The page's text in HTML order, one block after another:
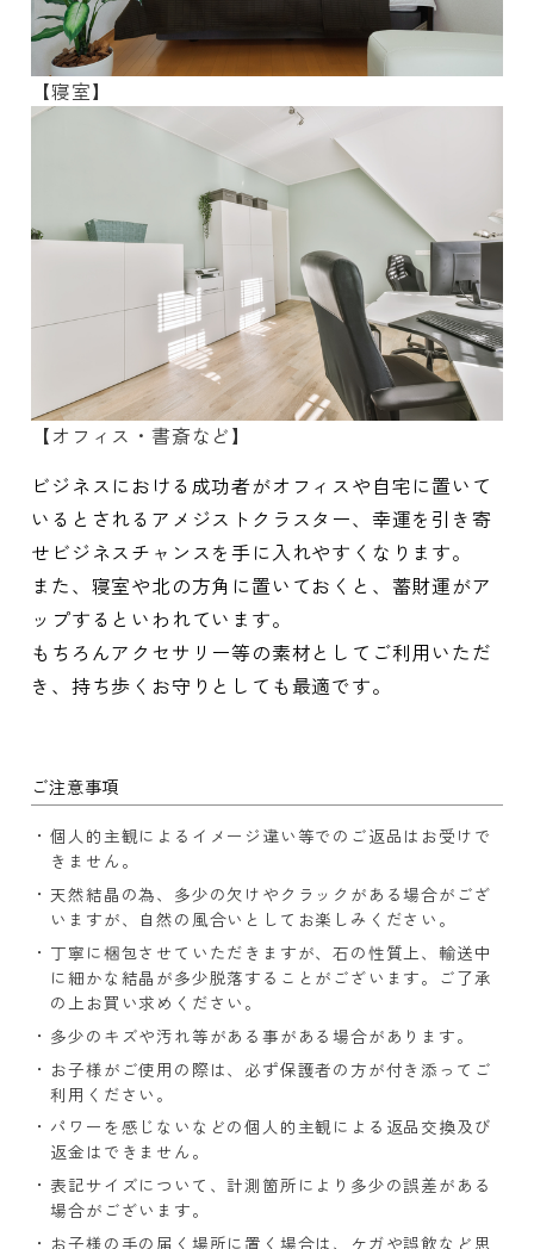
【寝室】
【オフィス・書斎など】
ビジネスにおける成功者がオフィスや自宅に置いて
いるとされるアメジストクラスター、幸運を引き寄
せビジネスチャンスを手に入れやすくなります。
また、寝室や北の方角に置いておくと、蓄財運がア
ップするといわれています。
もちろんアクセサリー等の素材としてご利用いただ
き、持ち歩くお守りとしても最適です。
ご注意事項
個人的主観によるイメージ違い等でのご返品はお受けで
きません。
天然結晶の為、多少の欠けやクラックがある場合がござ
いますが、自然の風合いとしてお楽しみください。
丁寧に梱包させていただきますが、石の性質上、輸送中
に細かな結晶が多少脱落することがございます。ご了承
の上お買い求めください。
多少のキズや汚れ等がある事がある場合があります。
お子様がご使用の際は、必ず保護者の方が付き添ってご
利用ください。
パワーを感じないなどの個人的主観による返品交換及び
返金はできません。
表記サイズについて、計測箇所により多少の誤差がある
場合がございます。
お子様の手の届く場所に置く場合は、ケガや誤飲など思